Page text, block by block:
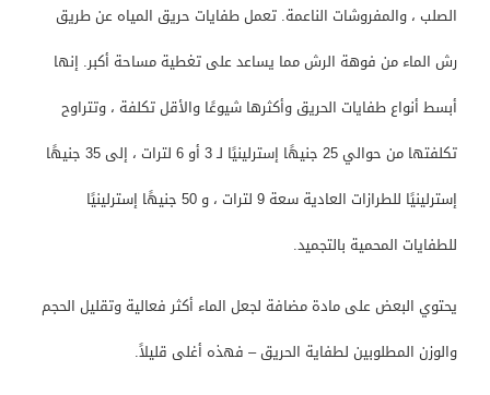
الصلب ، والمفروشات الناعمة. تعمل طفايات حريق المياه عن طريق
رش الماء من فوهة الرش مما يساعد على تغطية مساحة أكبر. إنها
أبسط أنواع طفايات الحريق وأكثرها شيوعًا والأقل تكلفة ، وتتراوح
تكلفتها من حوالي 25 جنيهًا إسترلينيًا لـ 3 أو 6 لترات ، إلى 35 جنيهًا
إسترلينيًا للطرازات العادية سعة 9 لترات ، و 50 جنيهًا إسترلينيًا
للطفايات المحمية بالتجميد.
يحتوي البعض على مادة مضافة لجعل الماء أكثر فعالية وتقليل الحجم
والوزن المطلوبين لطفاية الحريق – فهذه أغلى قليلاً.